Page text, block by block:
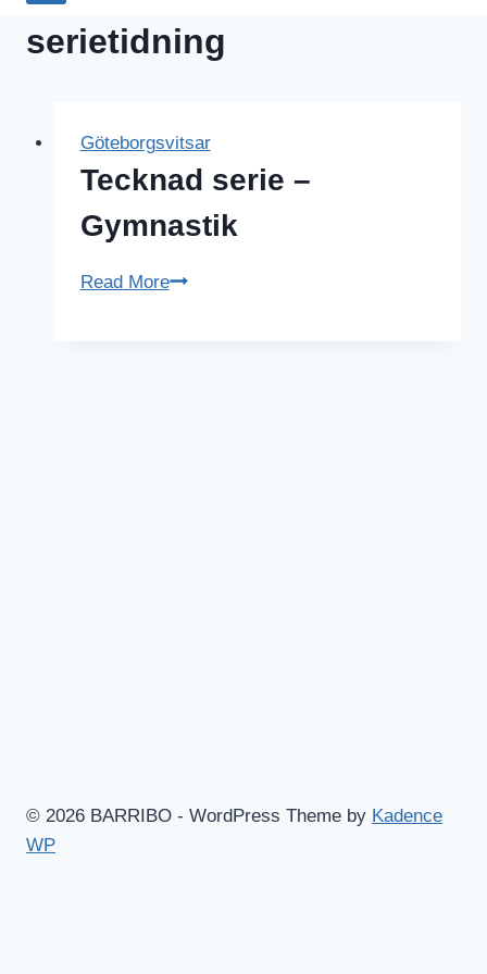
serietidning
Göteborgsvitsar
Tecknad serie –
Gymnastik
Read MoreTecknad
© 2026 BARRIBO - WordPress Theme by Kadence
WP